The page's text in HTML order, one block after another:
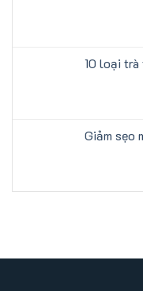
10 loại trà
Giảm sẹo